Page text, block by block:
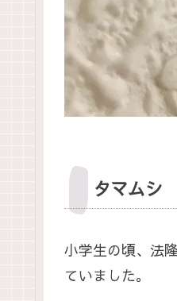
タマムシ
小学生の頃、法
ていました。